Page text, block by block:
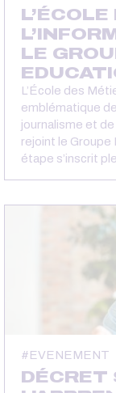
LE
L’École des
emblématique
journalisme et
rejoint le
étape s’inscrit
EVENEMENT
DÉCRET